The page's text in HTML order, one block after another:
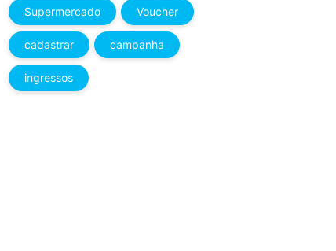
Supermercado Voucher
cadastrar campanha
ingressos